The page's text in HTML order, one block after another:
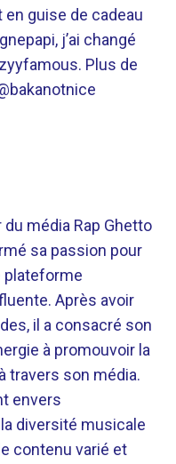
en guise de cadeau
j’ai changé
Plus de
du média Rap Ghetto
sa passion pour
plateforme
Après avoir
il a consacré son
à promouvoir la
travers son média.
envers
diversité musicale
contenu varié et